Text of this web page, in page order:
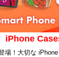
iPhone
場！大切な